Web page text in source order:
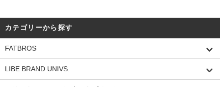
カテゴリーから探す
FATBROS
LIBE BRAND UNIVS.